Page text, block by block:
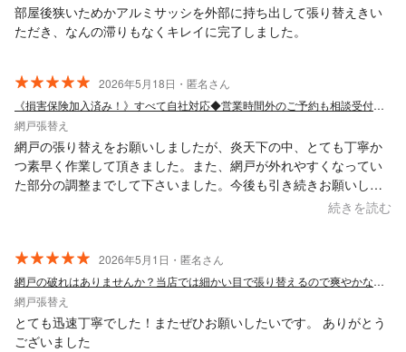
部屋後狭いためかアルミサッシを外部に持ち出して張り替えきい
ただき、なんの滞りもなくキレイに完了しました。
2026年5月18日・匿名さん
《損害保険加入済み！》すべて自社対応◆営業時間外のご予約も相談受付中◆
網戸張替え
網戸の張り替えをお願いしましたが、炎天下の中、とても丁寧か
つ素早く作業して頂きました。また、網戸が外れやすくなってい
た部分の調整までして下さいました。今後も引き続きお願いした
続きを読む
2026年5月1日・匿名さん
網戸の破れはありませんか？当店では細かい目で張り替えるので爽やかな風が通ります。
網戸張替え
とても迅速丁寧でした！またぜひお願いしたいです。 ありがとう
ございました